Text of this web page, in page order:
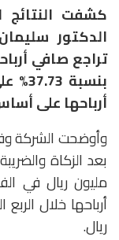
كشفت النتائج
الدكتور
أرباحها على أساس
وأوضحت الشركة
مليون ريال في
ريال.